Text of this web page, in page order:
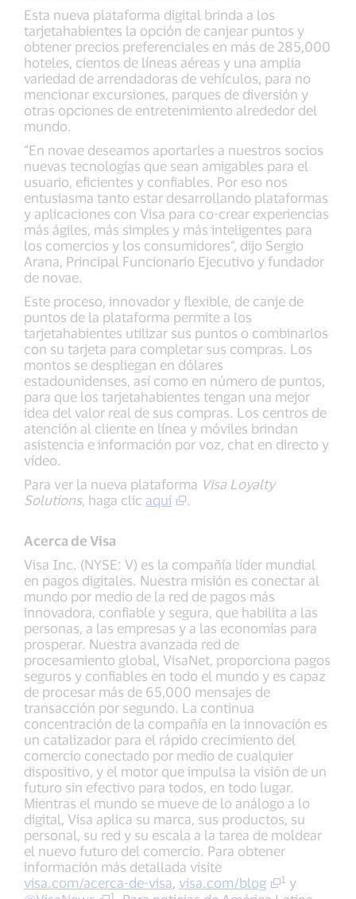
Esta nueva plataforma digital brinda a los
tarjetahabientes la opción de canjear puntos y
obtener precios preferenciales en más de 285,000
hoteles, cientos de líneas aéreas y una amplia
variedad de arrendadoras de vehículos, para no
mencionar excursiones, parques de diversión y
otras opciones de entretenimiento alrededor del
mundo.
“En novae deseamos aportarles a nuestros socios
nuevas tecnologías que sean amigables para el
usuario, eficientes y confiables. Por eso nos
entusiasma tanto estar desarrollando plataformas
y aplicaciones con Visa para co-crear experiencias
más ágiles, más simples y más inteligentes para
los comercios y los consumidores”, dijo Sergio
Arana, Principal Funcionario Ejecutivo y fundador
de novae.
Este proceso, innovador y flexible, de canje de
puntos de la plataforma permite a los
tarjetahabientes utilizar sus puntos o combinarlos
con su tarjeta para completar sus compras. Los
montos se despliegan en dólares
estadounidenses, así como en número de puntos,
para que los tarjetahabientes tengan una mejor
idea del valor real de sus compras. Los centros de
atención al cliente en línea y móviles brindan
asistencia e información por voz, chat en directo y
vídeo.
Para ver la nueva plataforma Visa Loyalty
Solutions, haga clic aquí .
Acerca de Visa
Visa Inc. (NYSE: V) es la compañía líder mundial
en pagos digitales. Nuestra misión es conectar al
mundo por medio de la red de pagos más
innovadora, confiable y segura, que habilita a las
personas, a las empresas y a las economías para
prosperar. Nuestra avanzada red de
procesamiento global, VisaNet, proporciona pagos
seguros y confiables en todo el mundo y es capaz
de procesar más de 65,000 mensajes de
transacción por segundo. La continua
concentración de la compañía en la innovación es
un catalizador para el rápido crecimiento del
comercio conectado por medio de cualquier
dispositivo, y el motor que impulsa la visión de un
futuro sin efectivo para todos, en todo lugar.
Mientras el mundo se mueve de lo análogo a lo
digital, Visa aplica su marca, sus productos, su
personal, su red y su escala a la tarea de moldear
el nuevo futuro del comercio. Para obtener
información más detallada visite
visa.com/acerca-de-visa, visa.com/blog 1 y
1